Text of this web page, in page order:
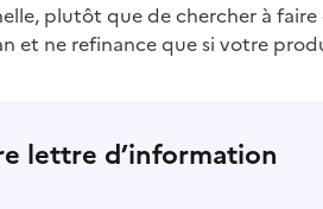
plutôt que de chercher à
et ne refinance que si votre
lettre d’information